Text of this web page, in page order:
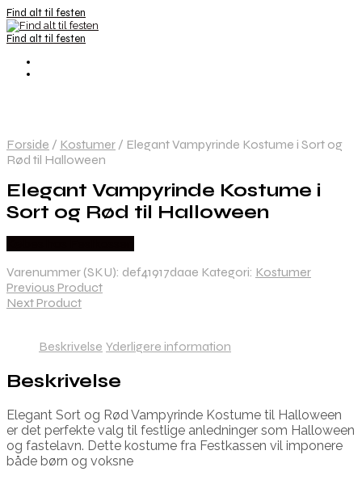
Find alt til festen
Find alt til festen
Forside / Kostumer / Elegant Vampyrinde Kostume i Sort og
Rød til Halloween
Elegant Vampyrinde Kostume i
Sort og Rød til Halloween
Varenummer (SKU): def41917daae Kategori: Kostumer
Previous Product
Next Product
Beskrivelse Yderligere information
Beskrivelse
Elegant Sort og Rød Vampyrinde Kostume til Halloween
er det perfekte valg til festlige anledninger som Halloween
og fastelavn. Dette kostume fra Festkassen vil imponere
både børn og voksne